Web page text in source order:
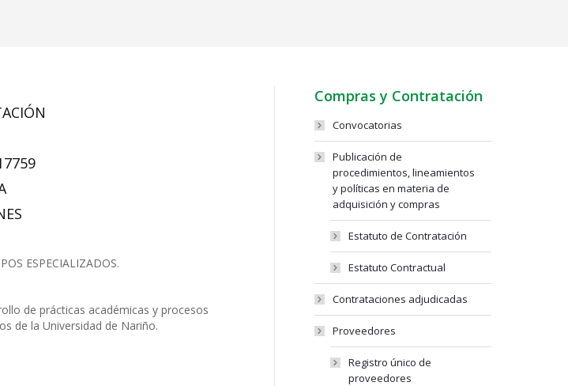
ESPECIALIZADOS.
de prácticas académicas y procesos
de la Universidad de Nariño.
Compras y Contratación
Convocatorias
Publicación de
procedimientos, lineamientos
y políticas en materia de
adquisición y compras
Estatuto de Contratación
Estatuto Contractual
Contrataciones adjudicadas
Proveedores
Registro único de
proveedores